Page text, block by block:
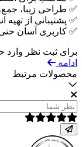
✅ طراحی زیبا،
✅ پشتیبانی از تهیه
✅ کاربری آسان
برای ثبت نظر
ادامه
محصولات مرتبط